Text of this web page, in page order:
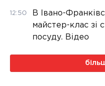
12:50
В Івано-
майстер-клас зі
посуду. Відео